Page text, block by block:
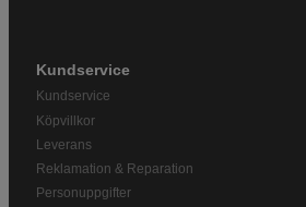
Kundservice
Kundservice
Köpvillkor
Leverans
Reklamation & Reparation
Personuppgifter